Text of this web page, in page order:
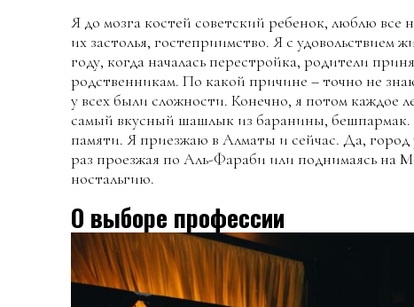
Я до мозга костей советский ребенок, люблю все
их застолья, гостеприимство. Я с удовольствием
году, когда началась перестройка, родители
родственникам. По какой причине – точно не
у всех были сложности. Конечно, я потом каждое
самый вкусный шашлык из баранины, бешпармак.
памяти. Я приезжаю в Алматы и сейчас. Да,
раз проезжая по Аль-Фараби или поднимаясь на
ностальгию.
О выборе профессии